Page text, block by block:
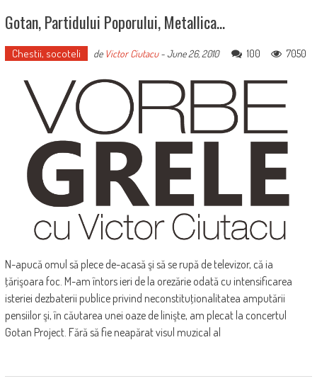
Gotan, Partidului Poporului, Metallica…
Chestii, socoteli de Victor Ciutacu-June 26, 2010 100 7050
N-apucă omul să plece de-acasă şi să se rupă de televizor, că ia
ţărişoara foc. M-am întors ieri de la orezărie odată cu intensificarea
isteriei dezbaterii publice privind neconstituţionalitatea amputării
pensiilor şi, în căutarea unei oaze de linişte, am plecat la concertul
Gotan Project. Fără să fie neapărat visul muzical al